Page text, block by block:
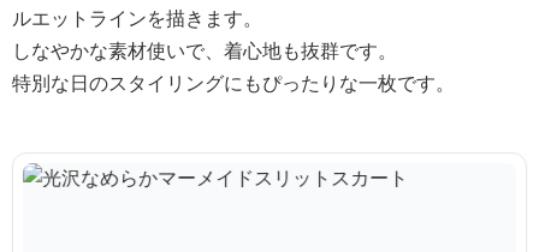
ルエットラインを描きます。
しなやかな素材使いで、着心地も抜群です。
特別な日のスタイリングにもぴったりな一枚です。